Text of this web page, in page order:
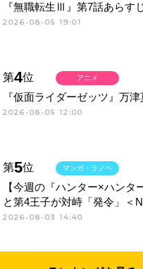
『無職転生Ⅲ』第7話あらす
2026-08-05 19:01
第4位
『仮面ライダーゼッツ』万
2026-08-05 12:00
アニメ
第5位
【今週の『ハンター×ハン
と第4王子が対峙「発令」＜
2026-08-03 14:40
マンガ・ラノベ